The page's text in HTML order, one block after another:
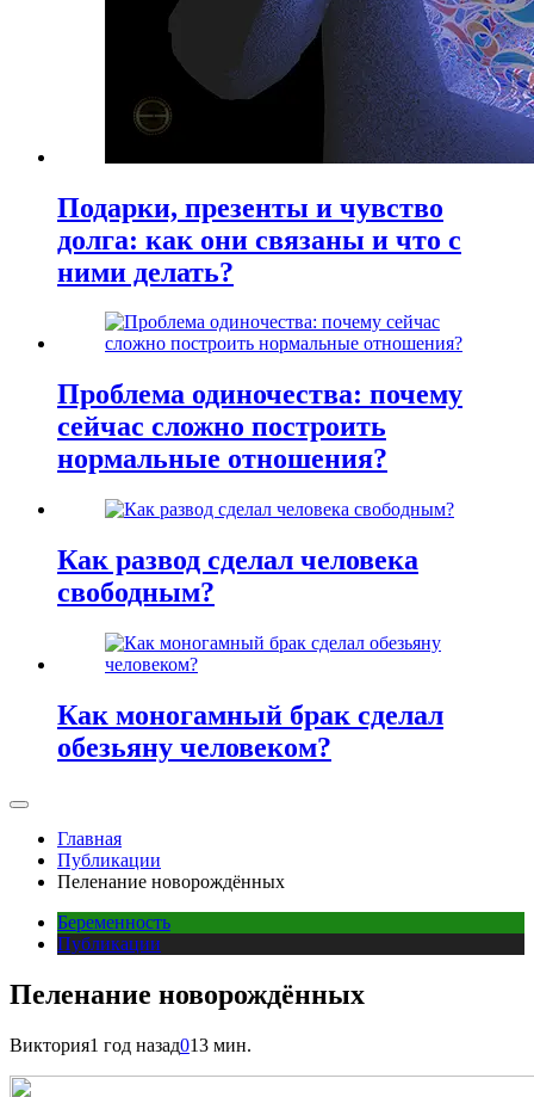
Подарки, презенты и чувство
долга: как они связаны и что с
ними делать?
Проблема одиночества: почему
сейчас сложно построить
нормальные отношения?
Как развод сделал человека
свободным?
Как моногамный брак сделал
обезьяну человеком?
Главная
Публикации
Пеленание новорождённых
Беременность
Публикации
Пеленание новорождённых
Виктория1 год назад013 мин.